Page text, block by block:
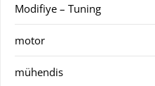
Modifiye – Tuning
motor
mühendis